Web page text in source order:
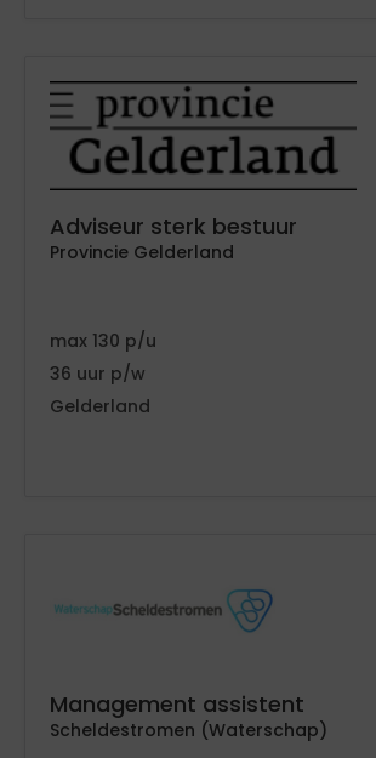
Adviseur sterk bestuur
Provincie Gelderland
130
36
Gelderland
Management assistent
Scheldestromen (Waterschap)